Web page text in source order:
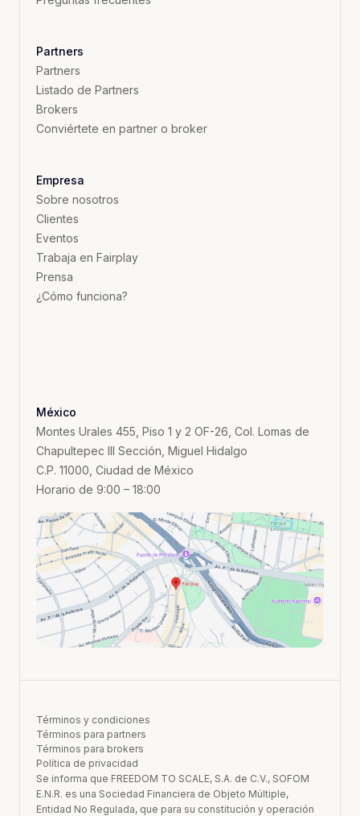
Partners
Partners
Listado de Partners
Brokers
Conviértete en partner o broker
Empresa
Sobre nosotros
Clientes
Eventos
Trabaja en Fairplay
Prensa
¿Cómo funciona?
México
Montes Urales 455, Piso 1 y 2 OF-26, Col. Lomas de
Chapultepec III Sección, Miguel Hidalgo
C.P. 11000, Ciudad de México
Horario de 9:00 – 18:00
Términos y condiciones
Términos para partners
Términos para brokers
Política de privacidad
Se informa que FREEDOM TO SCALE, S.A. de C.V., SOFOM
E.N.R. es una Sociedad Financiera de Objeto Múltiple,
Entidad No Regulada, que para su constitución y operación